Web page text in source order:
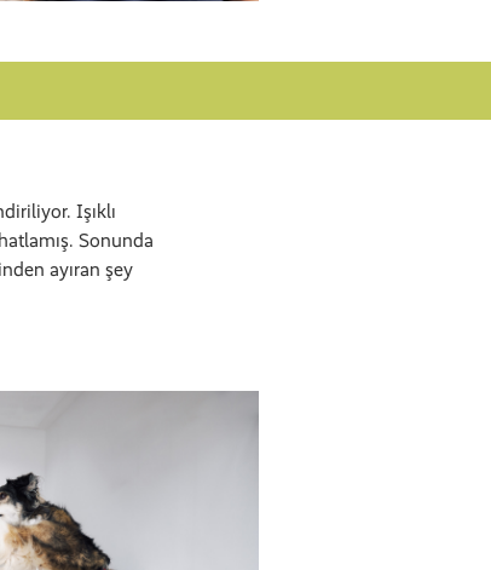
Işıklı
Sonunda
ayıran şey